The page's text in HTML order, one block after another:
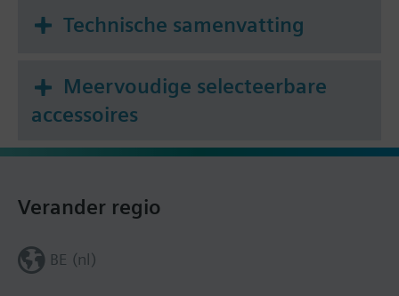
Waarschuwing
Technische samenvatting
Meervoudige selecteerbare
accessoires
Verander regio
BE (nl)